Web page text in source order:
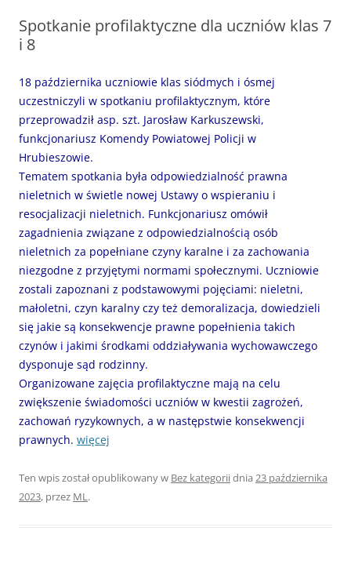
Spotkanie profilaktyczne dla uczniów klas 7
i 8
18 października uczniowie klas siódmych i ósmej
uczestniczyli w spotkaniu profilaktycznym, które
przeprowadził asp. szt. Jarosław Karkuszewski,
funkcjonariusz Komendy Powiatowej Policji w
Hrubieszowie.
Tematem spotkania była odpowiedzialność prawna
nieletnich w świetle nowej Ustawy o wspieraniu i
resocjalizacji nieletnich. Funkcjonariusz omówił
zagadnienia związane z odpowiedzialnością osób
nieletnich za popełniane czyny karalne i za zachowania
niezgodne z przyjętymi normami społecznymi. Uczniowie
zostali zapoznani z podstawowymi pojęciami: nieletni,
małoletni, czyn karalny czy też demoralizacja, dowiedzieli
się jakie są konsekwencje prawne popełnienia takich
czynów i jakimi środkami oddziaływania wychowawczego
dysponuje sąd rodzinny.
Organizowane zajęcia profilaktyczne mają na celu
zwiększenie świadomości uczniów w kwestii zagrożeń,
zachowań ryzykownych, a w następstwie konsekwencji
prawnych. więcej
Ten wpis został opublikowany w Bez kategoriidnia 23 października
2023, przez ML.